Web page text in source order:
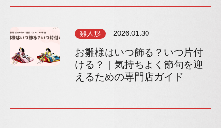
雛人形 2026.01.30
お雛様はいつ飾る？いつ片付
ける？｜気持ちよく節句を迎
えるための専門店ガイド